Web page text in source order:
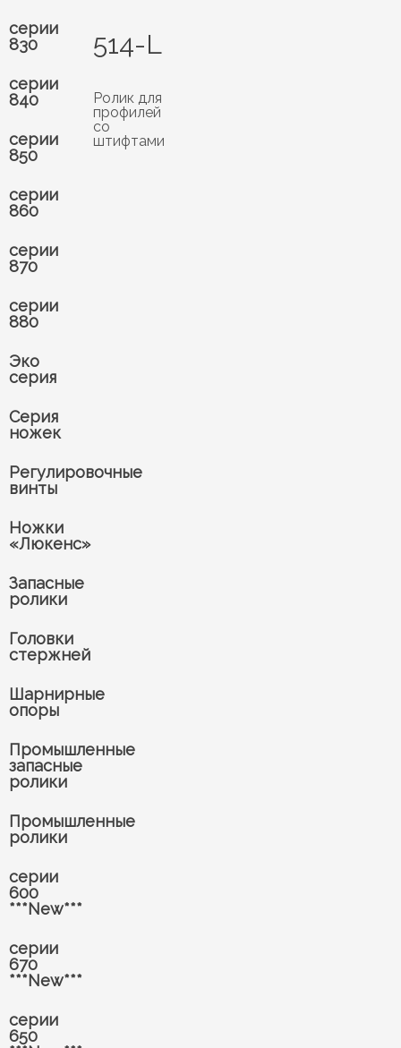
серии
830
серии
840
серии
850
серии
860
серии
870
серии
880
Эко
серия
Серия
ножек
Регулировочные
винты
Ножки
«Люкенс»
Запасные
ролики
Головки
стержней
Шарнирные
опоры
Промышленные
запасные
ролики
Промышленные
ролики
серии
600
***New***
серии
670
***New***
серии
650
514-L
Ролик для
профилей
со
штифтами